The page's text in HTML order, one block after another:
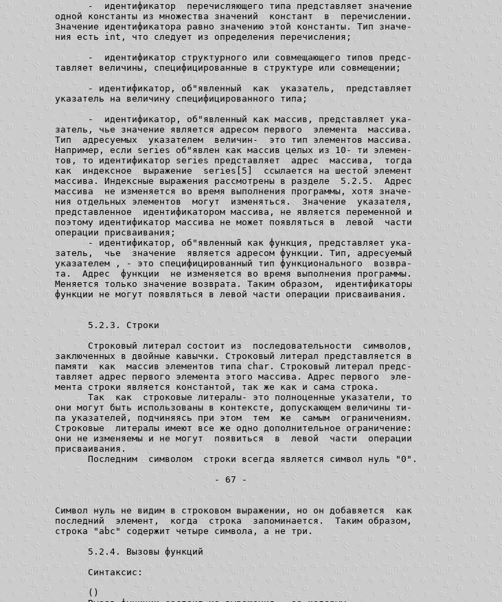
               -  идентификатор  перечисляющего типа представляет значение
         одной константы из множества значений  констант  в  перечислении.
         Значение идентификатора равно значению этой константы. Тип значе-
         ния есть int, что следует из определения перечисления;
               -  идентификатор структурного или совмещающего типов предс-
         тавляет величины, специфицированные в структуре или совмещении;
               - идентификатор, об"явленный  как  указатель,  представляет
         указатель на величину специфицированного типа;
               -  идентификатор, об"явленный как массив, представляет ука-
         затель, чье значение является адресом первого  элемента  массива.
         Тип  адресуемых  указателем  величин-  это тип элементов массива.
         Например, если series об"явлен как массив целых из 10- ти элемен-
         тов, то идентификатор series представляет  адрес  массива,  тогда
         как  индексное  выражение  series[5]  ссылается на шестой элемент
         массива. Индексные выражения рассмотрены в разделе  5.2.5.  Адрес
         массива  не изменяется во время выполнения программы, хотя значе-
         ния отдельных элементов  могут  изменяться.  Значение  указателя,
         представленное  идентификатором массива, не является переменной и
         поэтому идентификатор массива не может появляться в  левой  части
         операции присваивания;
               - идентификатор, об"явленный как функция, представляет ука-
         затель,  чье  значение  является адресом функции. Тип, адресуемый
         указателем , - это специфицированный тип функционального  возвра-
         та.  Адрес  функции  не изменяется во время выполнения программы.
         Меняется только значение возврата. Таким образом,  идентификаторы
         функции не могут появляться в левой части операции присваивания.
               5.2.3. Строки
               Строковый литерал состоит из  последовательности  символов,
         заключенных в двойные кавычки. Строковый литерал представляется в
         памяти  как  массив элементов типа char. Строковый литерал предс-
         тавляет адрес первого элемента этого массива. Адрес первого  эле-
         мента строки является константой, так же как и сама строка.
               Так  как  строковые литералы- это полноценные указатели, то
         они могут быть использованы в контексте, допускающем величины ти-
         па указателей, подчиняясь при этом  тем  же  самым  ограничениям.
         Строковые  литералы имеют все же одно дополнительное ограничение:
         они не изменяемы и не могут  появиться  в  левой  части  операции
         присваивания.
               Последним  символом  строки всегда является символ нуль "0".
                                      - 67 -
         Символ нуль не видим в строковом выражении, но он добавяется  как
         последний  элемент,  когда  строка  запоминается.  Таким образом,
         строка "abc" содержит четыре символа, а не три.
               5.2.4. Вызовы функций
               Синтаксис:
( )